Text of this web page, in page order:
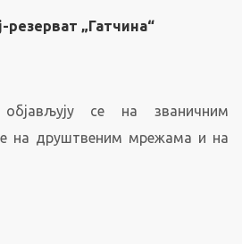
„Гатчина“
објављују се на званичним
на друштвеним мрежама и на